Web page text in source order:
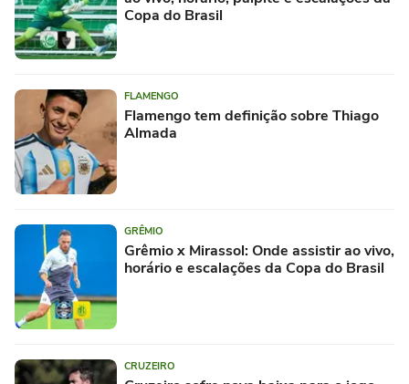
Copa do Brasil
FLAMENGO
Flamengo tem definição sobre Thiago
Almada
GRÊMIO
Grêmio x Mirassol: Onde assistir ao vivo,
horário e escalações da Copa do Brasil
CRUZEIRO